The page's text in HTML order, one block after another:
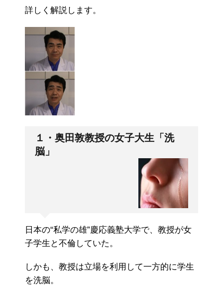
詳しく解説します。
１・奥田敦教授の女子大生「洗
脳」
日本の“私学の雄”慶応義塾大学で、教授が女
子学生と不倫していた。
しかも、教授は立場を利用して一方的に学生
を洗脳。